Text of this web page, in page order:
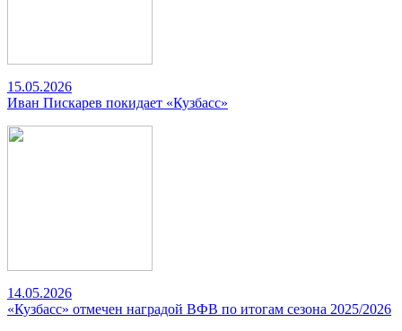
15.05.2026
Иван Пискарев покидает «Кузбасс»
14.05.2026
«Кузбасс» отмечен наградой ВФВ по итогам сезона 2025/2026